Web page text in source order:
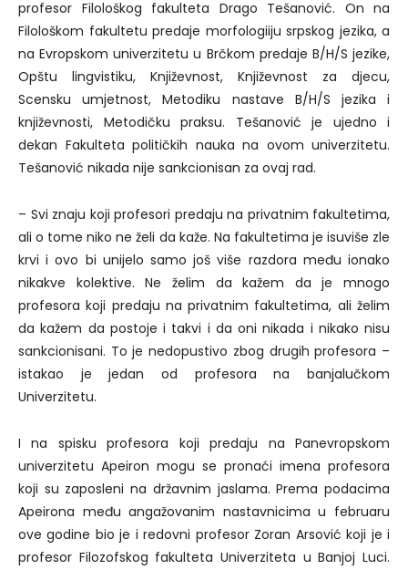
profesor Filološkog fakulteta Drago Tešanović. On na
Filološkom fakultetu predaje morfologiiju srpskog jezika, a
na Evropskom univerzitetu u Brčkom predaje B/H/S jezike,
Opštu lingvistiku, Književnost, Književnost za djecu,
Scensku umjetnost, Metodiku nastave B/H/S jezika i
književnosti, Metodičku praksu. Tešanović je ujedno i
dekan Fakulteta političkih nauka na ovom univerzitetu.
Tešanović nikada nije sankcionisan za ovaj rad.
– Svi znaju koji profesori predaju na privatnim fakultetima,
ali o tome niko ne želi da kaže. Na fakultetima je isuviše zle
krvi i ovo bi unijelo samo još više razdora među ionako
nikakve kolektive. Ne želim da kažem da je mnogo
profesora koji predaju na privatnim fakultetima, ali želim
da kažem da postoje i takvi i da oni nikada i nikako nisu
sankcionisani. To je nedopustivo zbog drugih profesora –
istakao je jedan od profesora na banjalučkom
Univerzitetu.
I na spisku profesora koji predaju na Panevropskom
univerzitetu Apeiron mogu se pronaći imena profesora
koji su zaposleni na državnim jaslama. Prema podacima
Apeirona među angažovanim nastavnicima u februaru
ove godine bio je i redovni profesor Zoran Arsović koji je i
profesor Filozofskog fakulteta Univerziteta u Banjoj Luci.